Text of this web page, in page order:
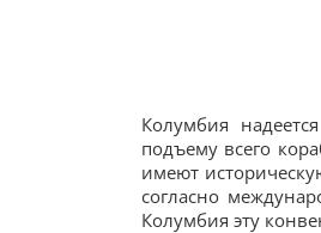
Колумбия
подъему всего
имеют
согласно
Колумбия эту